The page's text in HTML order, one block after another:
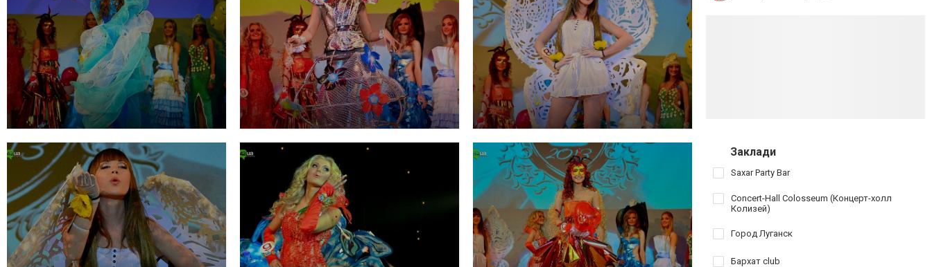
Заклади
Saxar Party Bar
Concert-Hall Colosseum (Концерт-холл
Колизей)
Город Луганск
Бархат club